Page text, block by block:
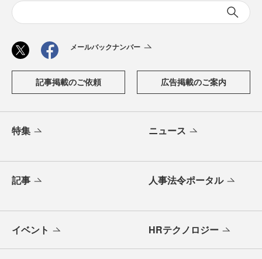
メールバックナンバー
記事掲載のご依頼 広告掲載のご案内
特集 ニュース
記事 人事法令ポータル
イベント HRテクノロジー